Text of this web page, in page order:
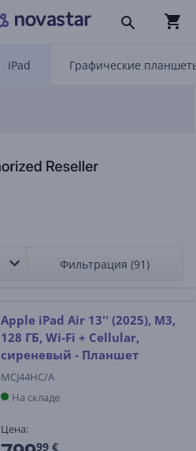
iPad Графические
Фильтрация (91)
Apple iPad Air 13'' (2025), M3,
128 ГБ, Wi-Fi + Cellular,
сиреневый - Планшет
MCJ44HC/A
На складе
Цена:
99 €